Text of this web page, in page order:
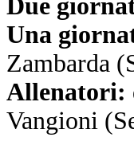
Due
Una
Zambarda
Allenatori:
Vangioni